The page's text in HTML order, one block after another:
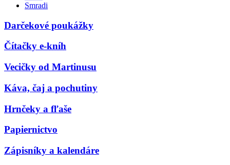
Smradi
Darčekové poukážky
Čítačky e-kníh
Vecičky od Martinusu
Káva, čaj a pochutiny
Hrnčeky a fľaše
Papiernictvo
Zápisníky a kalendáre